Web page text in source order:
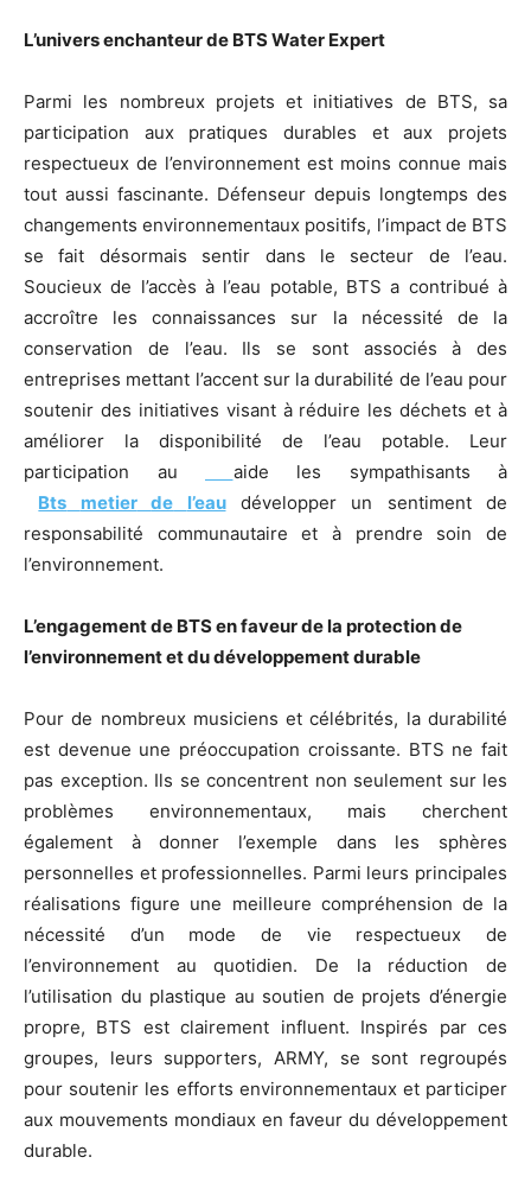
L’univers enchanteur de BTS Water Expert
Parmi les nombreux projets et initiatives de BTS, sa
participation aux pratiques durables et aux projets
respectueux de l’environnement est moins connue mais
tout aussi fascinante. Défenseur depuis longtemps des
changements environnementaux positifs, l’impact de BTS
se fait désormais sentir dans le secteur de l’eau.
Soucieux de l’accès à l’eau potable, BTS a contribué à
accroître les connaissances sur la nécessité de la
conservation de l’eau. Ils se sont associés à des
entreprises mettant l’accent sur la durabilité de l’eau pour
soutenir des initiatives visant à réduire les déchets et à
améliorer la disponibilité de l’eau potable. Leur
participation au
aide les sympathisants à
Bts
metier de l’eaudévelopper un sentiment de
responsabilité communautaire et à prendre soin de
l’environnement.
L’engagement de BTS en faveur de la protection de
l’environnement et du développement durable
Pour de nombreux musiciens et célébrités, la durabilité
est devenue une préoccupation croissante. BTS ne fait
pas exception. Ils se concentrent non seulement sur les
problèmes environnementaux, mais cherchent
également à donner l’exemple dans les sphères
personnelles et professionnelles. Parmi leurs principales
réalisations figure une meilleure compréhension de la
nécessité d’un mode de vie respectueux de
l’environnement au quotidien. De la réduction de
l’utilisation du plastique au soutien de projets d’énergie
propre, BTS est clairement influent. Inspirés par ces
groupes, leurs supporters, ARMY, se sont regroupés
pour soutenir les efforts environnementaux et participer
aux mouvements mondiaux en faveur du développement
durable.